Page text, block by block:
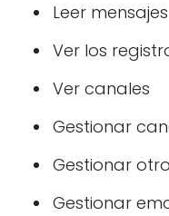
Leer mensajes
Ver los
Ver canales
Gestionar
Gestionar
Gestionar